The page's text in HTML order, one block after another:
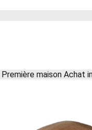
Première maison Achat